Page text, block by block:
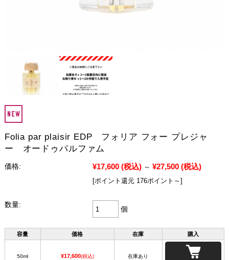
Folia par plaisir EDP フォリア フォー プレジャ
ー オードゥパルファム
価格: ¥17,600 (税込) ～ ¥27,500 (税込)
[ポイント還元 176ポイント～]
数量:
個
容量 価格 在庫 購入
50ml ¥17,600(税込) 在庫あり